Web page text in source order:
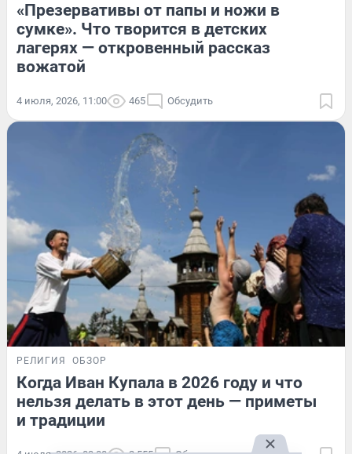
«Презервативы от папы и ножи в
сумке». Что творится в детских
лагерях — откровенный рассказ
вожатой
4 июля, 2026, 11:00 465 Обсудить
РЕЛИГИЯ ОБЗОР
Когда Иван Купала в 2026 году и что
нельзя делать в этот день — приметы
и традиции